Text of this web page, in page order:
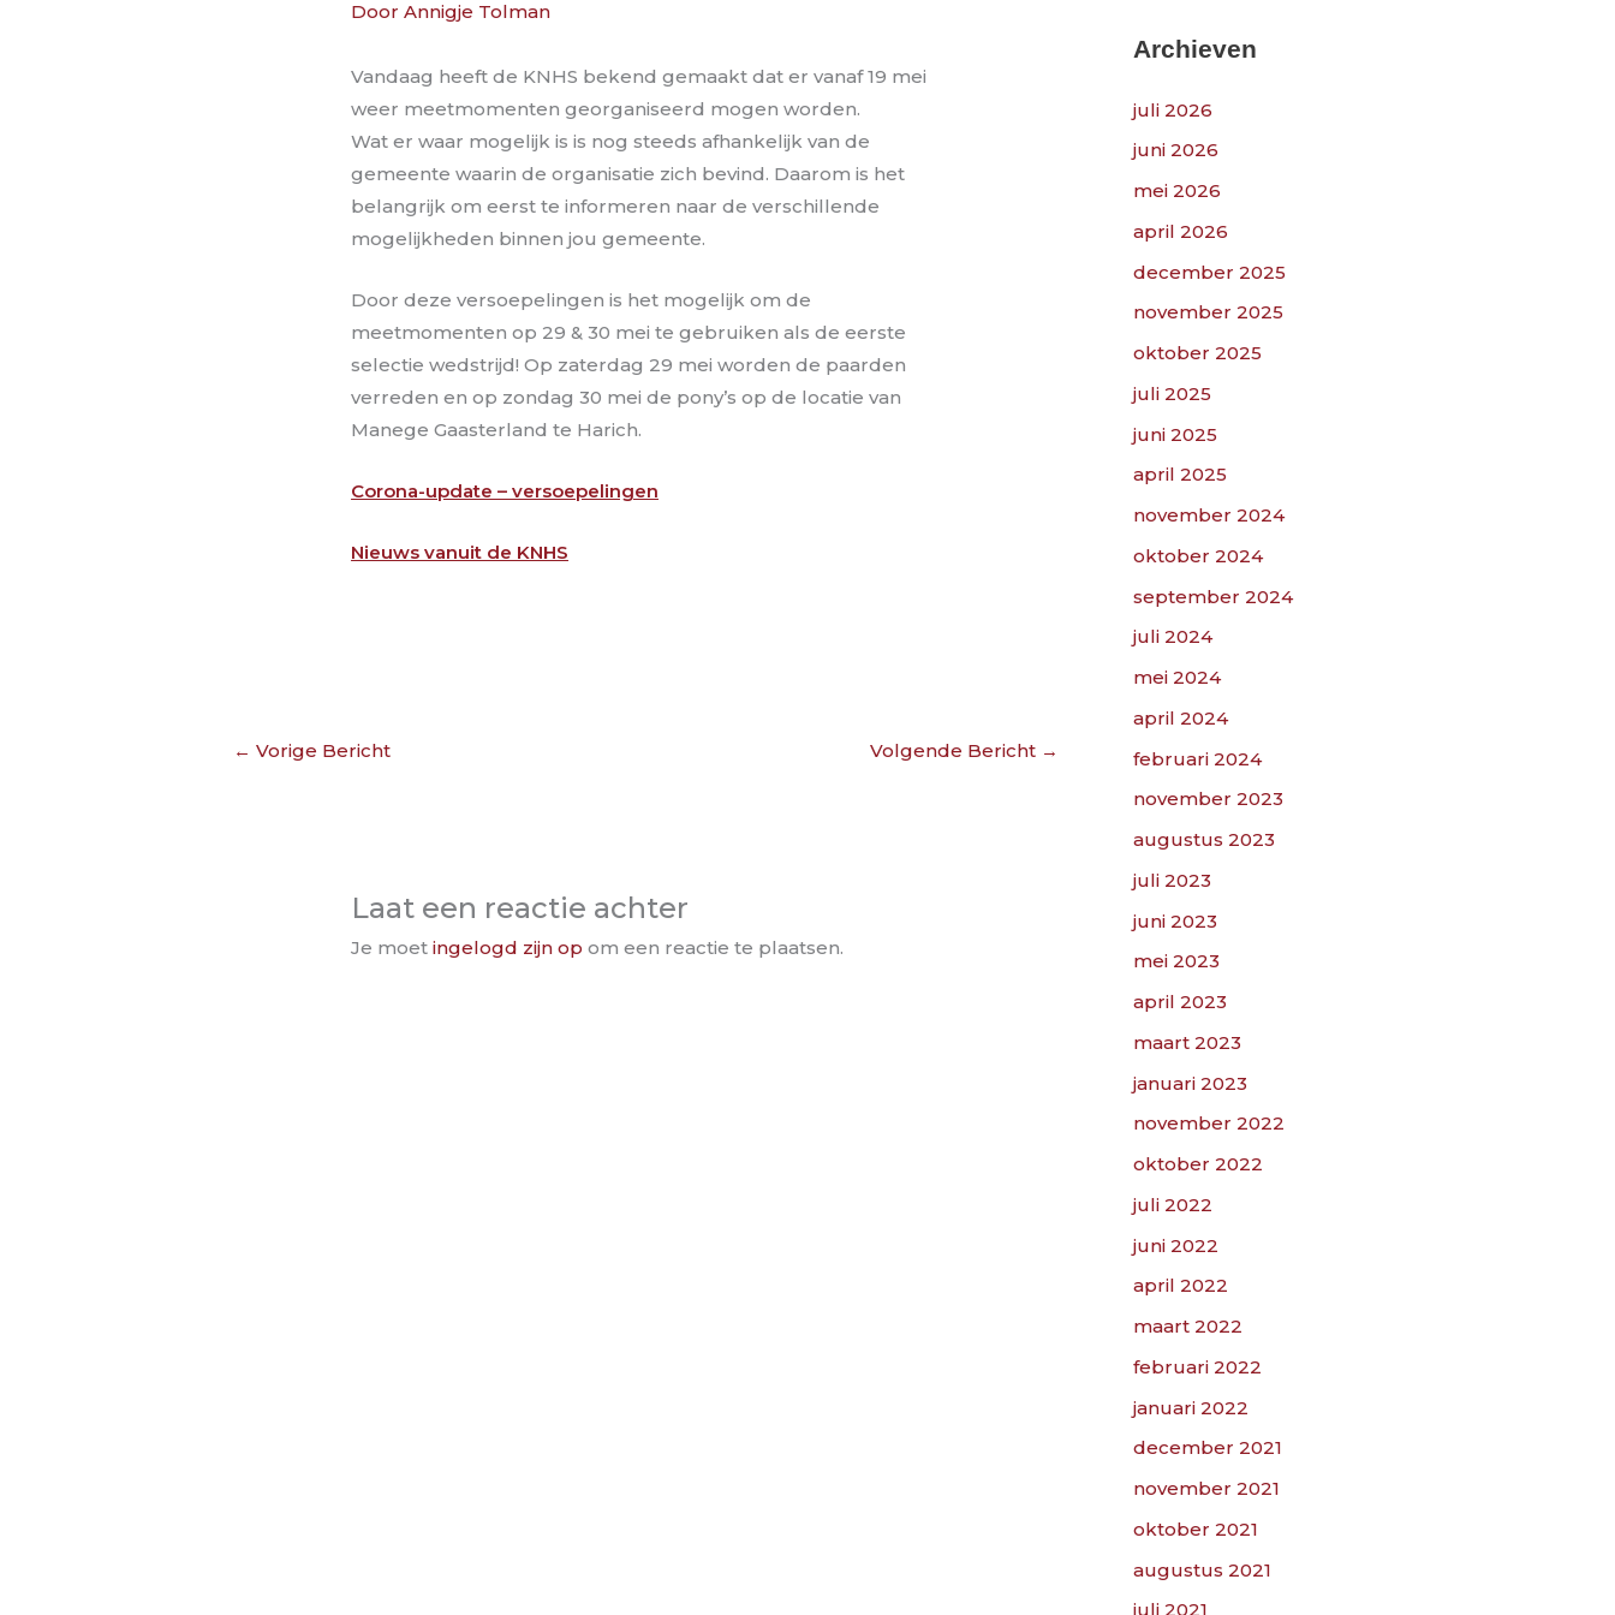
DoorAnnigje Tolman
Vandaag heeft de KNHS bekend gemaakt dat er vanaf 19 mei
weer meetmomenten georganiseerd mogen worden.
Wat er waar mogelijk is is nog steeds afhankelijk van de
gemeente waarin de organisatie zich bevind. Daarom is het
belangrijk om eerst te informeren naar de verschillende
mogelijkheden binnen jou gemeente.
Door deze versoepelingen is het mogelijk om de
meetmomenten op 29 & 30 mei te gebruiken als de eerste
selectie wedstrijd! Op zaterdag 29 mei worden de paarden
verreden en op zondag 30 mei de pony’s op de locatie van
Manege Gaasterland te Harich.
Corona-update – versoepelingen
Nieuws vanuit de KNHS
← Vorige Bericht Volgende Bericht →
Laat een reactie achter
Je moetingelogd zijn op om een reactie te plaatsen.
n
a
r
:
Archieven
juli 2026
juni 2026
mei 2026
april 2026
december 2025
november 2025
oktober 2025
juli 2025
juni 2025
april 2025
november 2024
oktober 2024
september 2024
juli 2024
mei 2024
april 2024
februari 2024
november 2023
augustus 2023
juli 2023
juni 2023
mei 2023
april 2023
maart 2023
januari 2023
november 2022
oktober 2022
juli 2022
juni 2022
april 2022
maart 2022
februari 2022
januari 2022
december 2021
november 2021
oktober 2021
augustus 2021
juli 2021